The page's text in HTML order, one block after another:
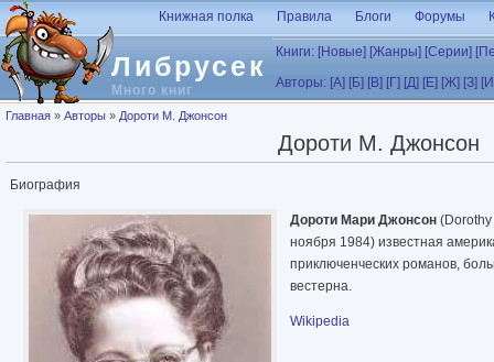
Перейти к основному содержанию
Либрусек
Много книг
Книжная полка Правила Блоги Форумы
Книги: [Новые] [Жанры] [Серии]
Авторы: [А] [Б] [В] [Г] [Д] [Е] [Ж] [З]
Вы здесь
Главная » Авторы » Дороти М. Джонсон
Дороти М. Джонсон
Биография
Дороти Мари Джонсон
ноября 1984) известная
приключенческих романов,
вестерна.
Wikipedia